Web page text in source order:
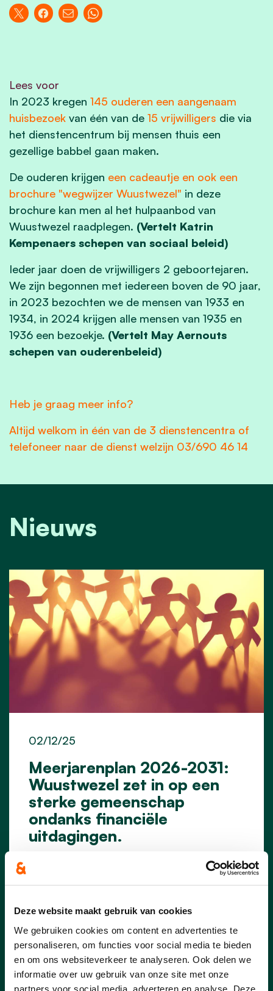
Deze website maakt gebruik van cookies
We gebruiken cookies om content en advertenties te
personaliseren, om functies voor social media te bieden
en om ons websiteverkeer te analyseren. Ook delen we
informatie over uw gebruik van onze site met onze
partners voor social media, adverteren en analyse. Deze
Lees voor
In 2023 kregen 145 ouderen een aangenaam
huisbezoek van één van de 15 vrijwilligers die via
het dienstencentrum bij mensen thuis een
gezellige babbel gaan maken.
De ouderen krijgen een cadeautje en ook een
brochure "wegwijzer Wuustwezel" in deze
brochure kan men al het hulpaanbod van
Wuustwezel raadplegen. (Vertelt Katrin
Kempenaers schepen van sociaal beleid)
Ieder jaar doen de vrijwilligers 2 geboortejaren.
We zijn begonnen met iedereen boven de 90 jaar,
in 2023 bezochten we de mensen van 1933 en
1934, in 2024 krijgen alle mensen van 1935 en
1936 een bezoekje. (Vertelt May Aernouts
schepen van ouderenbeleid)
Heb je graag meer info?
Altijd welkom in één van de 3 dienstencentra of
telefoneer naar de dienst welzijn 03/690 46 14
Nieuws
Meerjarenplan 2026-2031:
Wuustwezel zet in op een
sterke gemeenschap
ondanks financiële
uitdagingen.
02/12/25
resultaat is op maat van Wuustwezel
en deze beleidsploeg. We laten
Wuustwezel maken tot wat het is.” Het
is met fierheid dat burgemeester
Wouters op de gemeenteraad van 1
december het meerjarenplan
voorstelde.